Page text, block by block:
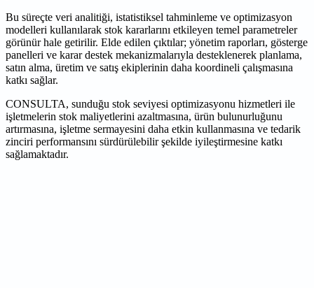
Bu süreçte veri analitiği, istatistiksel tahminleme ve optimizasyon
modelleri kullanılarak stok kararlarını etkileyen temel parametreler
görünür hale getirilir. Elde edilen çıktılar; yönetim raporları, gösterge
panelleri ve karar destek mekanizmalarıyla desteklenerek planlama,
satın alma, üretim ve satış ekiplerinin daha koordineli çalışmasına
katkı sağlar.
CONSULTA, sunduğu stok seviyesi optimizasyonu hizmetleri ile
işletmelerin stok maliyetlerini azaltmasına, ürün bulunurluğunu
artırmasına, işletme sermayesini daha etkin kullanmasına ve tedarik
zinciri performansını sürdürülebilir şekilde iyileştirmesine katkı
sağlamaktadır.